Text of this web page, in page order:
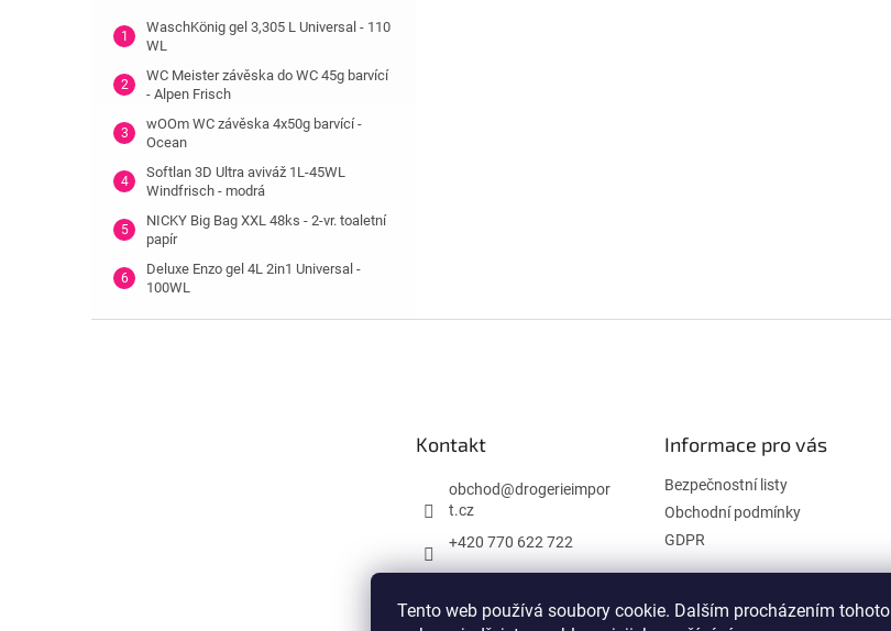
Tento web používá soubory cookie. Dalším procházením tohoto
WaschKönig gel 3,305 L Universal - 110
WL
WC Meister závěska do WC 45g barvící
- Alpen Frisch
wOOm WC závěska 4x50g barvící -
Ocean
Softlan 3D Ultra aviváž 1L-45WL
Windfrisch - modrá
NICKY Big Bag XXL 48ks - 2-vr. toaletní
papír
Deluxe Enzo gel 4L 2in1 Universal -
100WL
Kontakt
obchod@drogerieimpor
t.cz
+420 770 622 722
Informace pro vás
Bezpečnostní listy
Obchodní podmínky
GDPR